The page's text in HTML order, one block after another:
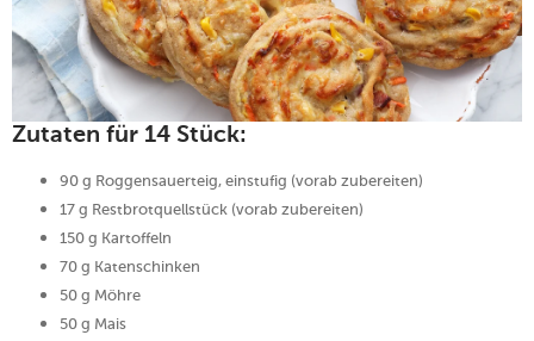
Zutaten für 14 Stück:
90 g Roggensauerteig, einstufig (vorab zubereiten)
17 g Restbrotquellstück (vorab zubereiten)
150 g Kartoffeln
70 g Katenschinken
50 g Möhre
50 g Mais